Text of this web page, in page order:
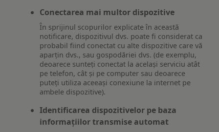
Conectarea mai multor dispozitive
În sprijinul scopurilor explicate în această
notificare, dispozitivul dvs. poate fi considerat ca
probabil fiind conectat cu alte dispozitive care vă
aparțin dvs., sau gospodăriei dvs. (de exemplu,
deoarece sunteți conectat la același serviciu atât
pe telefon, cât și pe computer sau deoarece
puteți utiliza aceeași conexiune la internet pe
ambele dispozitive).
Identificarea dispozitivelor pe baza
informațiilor transmise automat